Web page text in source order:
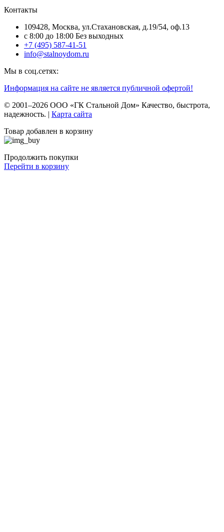
Контакты
109428, Москва, ул.Стахановская, д.19/54, оф.13
c 8:00 до 18:00 Без выходных
+7 (495) 587-41-51
info@stalnoydom.ru
Мы в соц.сетях:
Информация на сайте не является публичной офертой!
© 2001–2026 ООО «ГК Стальной Дом» Качество, быстрота,
надежность. | Карта сайта
Товар добавлен в корзину
Продолжить покупки
Перейти в корзину